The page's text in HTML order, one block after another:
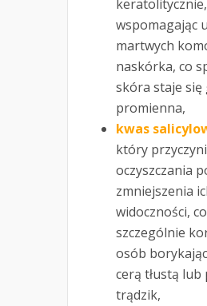
keratolitycznie,
wspomagając
martwych
naskórka, co
skóra staje się
promienna,
kwas
który
oczyszczania
zmniejszenia
widoczności,
szczególnie
osób
cerą tłustą
trądzik,